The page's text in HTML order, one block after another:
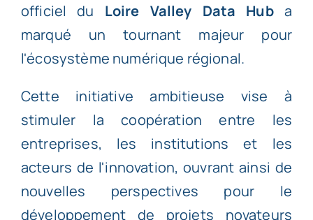
officiel du
Loire Valley Data Huba
marqué un tournant majeur pour
l'écosystème numérique régional.
Cette initiative ambitieuse vise à
stimuler la coopération entre les
entreprises, les institutions et les
acteurs de l'innovation, ouvrant ainsi de
nouvelles perspectives pour le
développement de projets novateurs